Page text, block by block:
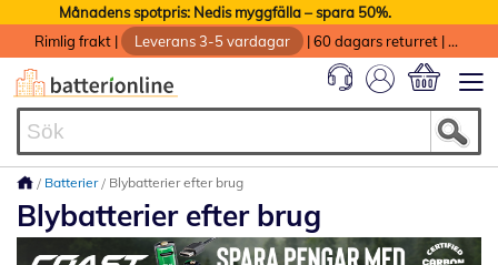
Månadens spotpris: Nedis myggfälla – spara 50%.
Rimlig frakt | Leverans 3-5 vardagar |60 dagars returret |
Batterier Blybatterier efter brug
Blybatterier efter brug